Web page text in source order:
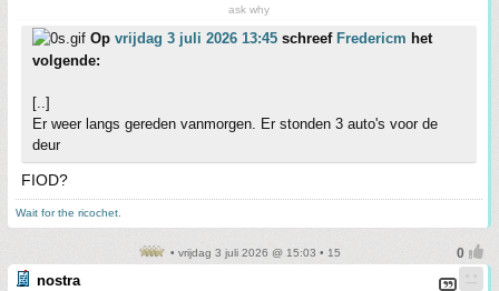
ask why
Op vrijdag 3 juli 2026 13:45 schreef Fredericm het
volgende:
[..]
Er weer langs gereden vanmorgen. Er stonden 3 auto's voor de
deur
FIOD?
Wait for the ricochet.
• vrijdag 3 juli 2026 @ 15:03 • 15
nostra